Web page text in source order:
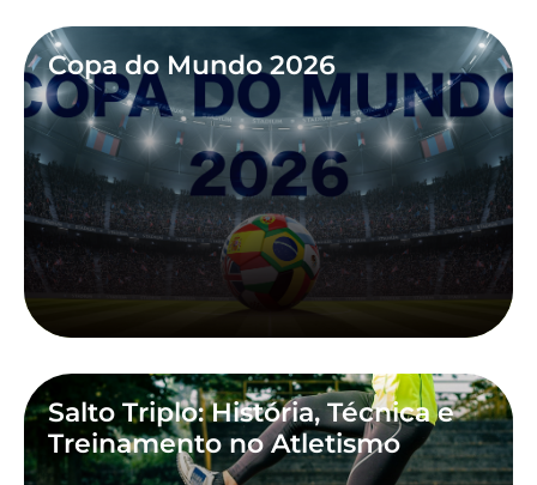
Copa do Mundo 2026
Salto Triplo: História, Técnica e
Treinamento no Atletismo